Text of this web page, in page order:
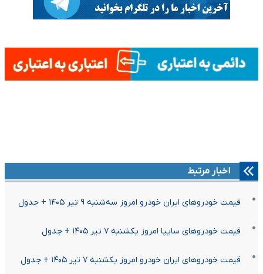
اخبار مرتبط
قیمت خودرو‌های ایران خودرو امروز سه‌شنبه ۹ تیر ۱۴۰۵ + جدول
قیمت خودرو‌های سایپا امروز یکشنبه ۷ تیر ۱۴۰۵ + جدول
قیمت خودرو‌های ایران خودرو امروز یکشنبه ۷ تیر ۱۴۰۵ + جدول